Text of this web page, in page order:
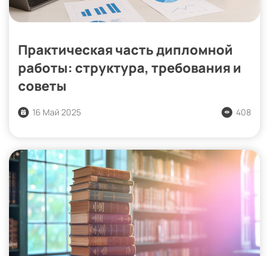
Практическая часть дипломной
работы: структура, требования и
советы
16 Май 2025 408